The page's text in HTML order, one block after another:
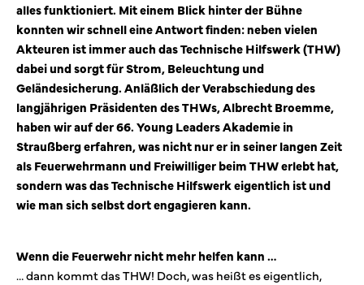
alles funktioniert. Mit einem Blick hinter der Bühne
konnten wir schnell eine Antwort finden: neben vielen
Akteuren ist immer auch das Technische Hilfswerk (THW)
dabei und sorgt für Strom, Beleuchtung und
Geländesicherung. Anläßlich der Verabschiedung des
langjährigen Präsidenten des THWs, Albrecht Broemme,
haben wir auf der 66. Young Leaders Akademie in
Straußberg erfahren, was nicht nur er in seiner langen Zeit
als Feuerwehrmann und Freiwilliger beim THW erlebt hat,
sondern was das Technische Hilfswerk eigentlich ist und
wie man sich selbst dort engagieren kann.
Wenn die Feuerwehr nicht mehr helfen kann …
… dann kommt das THW! Doch, was heißt es eigentlich,